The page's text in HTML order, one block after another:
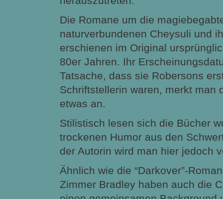
Die Romane um die
naturverbundenen Cheysuli und
erschienen im Original
80er Jahren. Ihr
Tatsache, dass sie Robersons
Schriftstellerin waren, merkt man
etwas an.
Stilistisch lesen sich die Bücher
trockenen Humor aus den
der Autorin wird man hier jedoch
Ähnlich wie die “Darkover”-
Zimmer Bradley haben auch die